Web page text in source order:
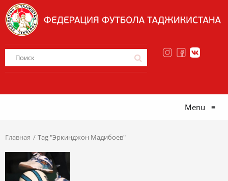
Menu ≡
Главная Tag "Эркинджон Мадибоев"